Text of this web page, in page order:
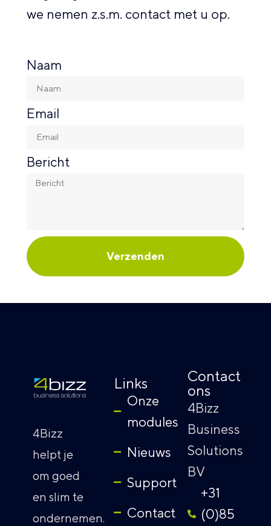
we nemen z.s.m. contact met u op.
Naam
Email
Bericht
Verzenden
4Bizz
helpt je
om goed
en slim te
ondernemen.
Links
Onze
modules
Nieuws
Support
Contact
Contact
ons
4Bizz
Business
Solutions
BV
+31
(0)85